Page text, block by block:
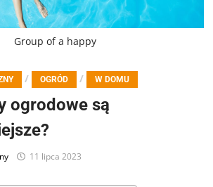
Group of a happy
/ OGRÓD / W DOMU
ogrodowe są
11 lipca 2023